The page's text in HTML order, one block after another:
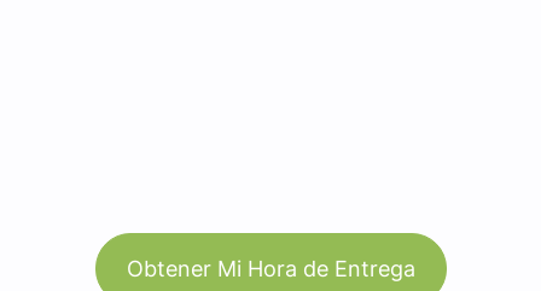
Obtener Mi Hora de Entrega